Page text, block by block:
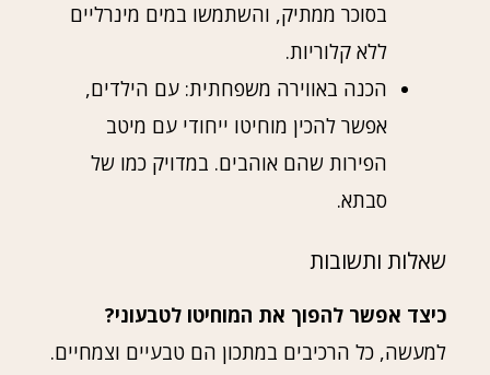
בסוכר ממתיק, והשתמשו במים מינרליים
ללא קלוריות.
הכנה באווירה משפחתית: עם הילדים,
אפשר להכין מוחיטו ייחודי עם מיטב
הפירות שהם אוהבים. במדויק כמו של
סבתא.
שאלות ותשובות
כיצד אפשר להפוך את המוחיטו לטבעוני?
למעשה, כל הרכיבים במתכון הם טבעיים וצמחיים.